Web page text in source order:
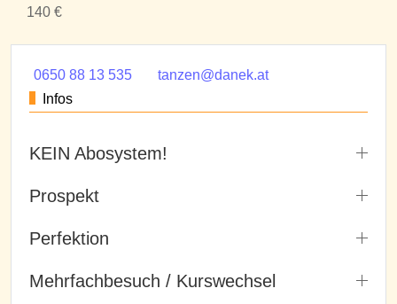
140 €
0650 88 13 535
tanzen@danek.at
Infos
KEIN Abosystem!
Prospekt
Perfektion
Mehrfachbesuch / Kurswechsel